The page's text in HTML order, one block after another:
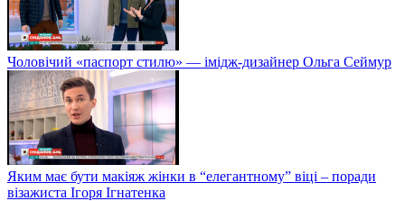
Чоловічий «паспорт стилю» — імідж-дизайнер Ольга Сеймур
Яким має бути макіяж жінки в “елегантному” віці – поради
візажиста Ігоря Ігнатенка